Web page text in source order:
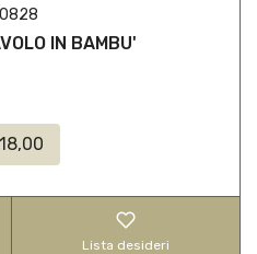
IN BAMBU'
Lista desideri